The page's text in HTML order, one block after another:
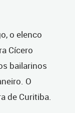
o elenco
Cícero
bailarinos
O
de Curitiba.